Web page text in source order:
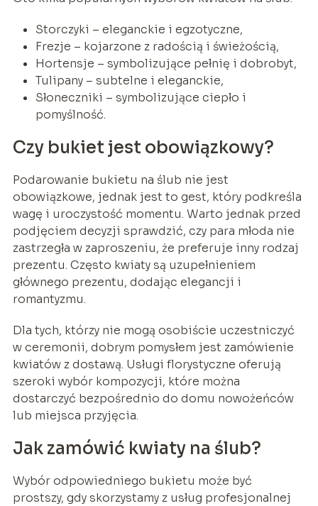
Storczyki – eleganckie i egzotyczne,
Frezje – kojarzone z radością i świeżością,
Hortensje – symbolizujące pełnię i dobrobyt,
Tulipany – subtelne i eleganckie,
Słoneczniki – symbolizujące ciepło i
pomyślność.
Czy bukiet jest obowiązkowy?
Podarowanie bukietu na ślub nie jest
obowiązkowe, jednak jest to gest, który podkreśla
wagę i uroczystość momentu. Warto jednak przed
podjęciem decyzji sprawdzić, czy para młoda nie
zastrzegła w zaproszeniu, że preferuje inny rodzaj
prezentu. Często kwiaty są uzupełnieniem
głównego prezentu, dodając elegancji i
romantyzmu.
Dla tych, którzy nie mogą osobiście uczestniczyć
w ceremonii, dobrym pomysłem jest zamówienie
kwiatów z dostawą. Usługi florystyczne oferują
szeroki wybór kompozycji, które można
dostarczyć bezpośrednio do domu nowożeńców
lub miejsca przyjęcia.
Jak zamówić kwiaty na ślub?
Wybór odpowiedniego bukietu może być
prostszy, gdy skorzystamy z usług profesjonalnej